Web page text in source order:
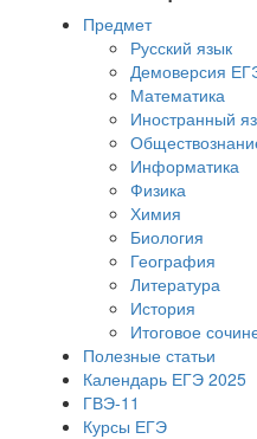
Предмет
Русский язык
Демоверсия
Математика
Иностранный
Информатика
Физика
Химия
Биология
География
Литература
История
Итоговое
Полезные статьи
Календарь ЕГЭ 2025
ГВЭ-11
Курсы ЕГЭ